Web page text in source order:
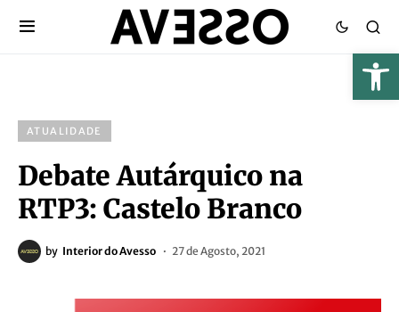
ATUALIDADE
Debate Autárquico na
RTP3: Castelo Branco
by Interior do Avesso 27 de Agosto, 2021